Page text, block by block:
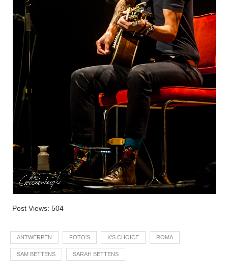
Post Views: 504
ANTWERPEN FOTO'S K'S CHOICE ROMA
SAM BETTENS SARAH BETTENS